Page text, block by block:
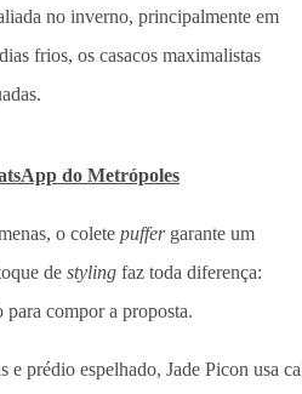
no inverno, principalmente em
frios, os casacos maximalistas
do Metrópoles
o colete puffergarante um
de styling faz toda diferença:
para compor a proposta.